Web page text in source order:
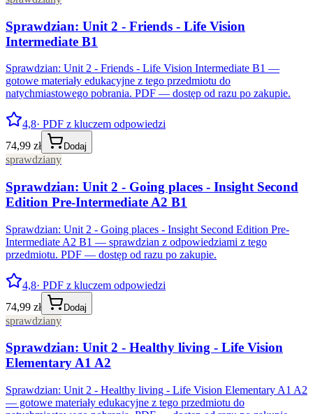
Sprawdzian: Unit 2 - Friends - Life Vision
Intermediate B1
Sprawdzian: Unit 2 - Friends - Life Vision Intermediate B1 —
gotowe materiały edukacyjne z tego przedmiotu do
natychmiastowego pobrania. PDF — dostęp od razu po zakupie.
4,8· PDF z kluczem odpowiedzi
74,99 zł
Dodaj
sprawdziany
Sprawdzian: Unit 2 - Going places - Insight Second
Edition Pre-Intermediate A2 B1
Sprawdzian: Unit 2 - Going places - Insight Second Edition Pre-
Intermediate A2 B1 — sprawdzian z odpowiedziami z tego
przedmiotu. PDF — dostęp od razu po zakupie.
4,8· PDF z kluczem odpowiedzi
74,99 zł
Dodaj
sprawdziany
Sprawdzian: Unit 2 - Healthy living - Life Vision
Elementary A1 A2
Sprawdzian: Unit 2 - Healthy living - Life Vision Elementary A1 A2
— gotowe materiały edukacyjne z tego przedmiotu do